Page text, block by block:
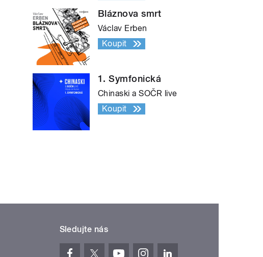
Bláznova smrt
Václav Erben
Koupit
1. Symfonická
Chinaski a SOČR live
Koupit
Sledujte nás